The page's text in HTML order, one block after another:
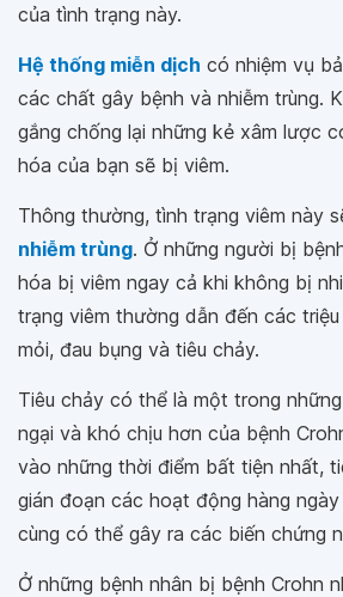
của tình trạng này.
Hệ thống miễn dịch có nhiệm vụ
các chất gây bệnh và nhiễm trùng.
gắng chống lại những kẻ xâm lược
hóa của bạn sẽ bị viêm.
Thông thường, tình trạng viêm này
nhiễm trùng. Ở những người bị
hóa bị viêm ngay cả khi không bị
trạng viêm thường dẫn đến các
mỏi, đau bụng và tiêu chảy.
Tiêu chảy có thể là một trong
ngại và khó chịu hơn của bệnh
vào những thời điểm bất tiện nhất,
gián đoạn các hoạt động hàng
cùng có thể gây ra các biến chứng
Ở những bệnh nhân bị bệnh Crohn